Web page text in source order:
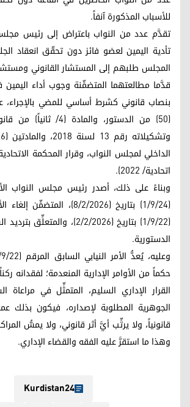
للأسباب المذكورة آنفاً.
تقدَّم عدد من النواب باعتراض إلى رئيس
تأدية اليمين لعضو فائز دون تحقّق انعقاد
المجلس طلبهم إلى المستشار القانوني
قدَّما مطالعتهما المتضمِّنة وجوب أداء
بنصاب قانوني كشرط أساسي للمضي بالإجراء،
(50) من الدستور، والمادة
اتحادية/ 2022).
وبناءً على ذلك، أصدر رئيس مجلس النواب
(1/9/24) بتاريخ (8/2/2026)،
(1/9/22) بتاريخ (2/2/2026)،
الدستورية.
حكماً من الأوامر الإدارية المنعدمة؛ لفقدانه
القرار الإداري السليم، المتمثِّل في مراعاة
الجوهرية المطلوبة لإصداره، فيكون بذلك
قانونياً، ولا يرتِّب أيَّ أثر قانوني، ولا يمسُّ
وهذا ما استقرَّ عليه الفقه والقضاء الإداري.
Kurdistan24